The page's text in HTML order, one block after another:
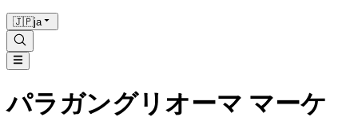
🇯🇵ja
パラガングリオーマ マーケ